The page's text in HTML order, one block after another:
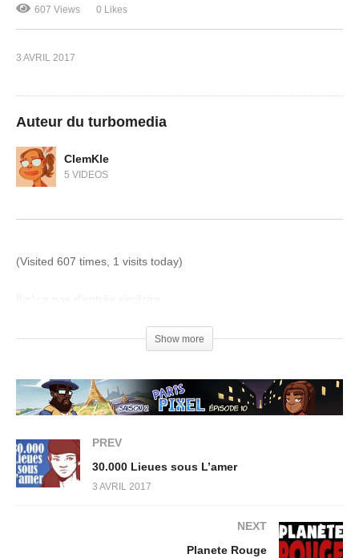
607 Views 0 Likes
3 AVRIL 2017
Auteur du turbomedia
ClemKle
5 VIDEOS
(Visited 607 times, 1 visits today)
Il n’y a pas d’entrée similaire.
Show more
PREV
30.000 Lieues sous L’amer
3 AVRIL 2017
NEXT
Planete Rouge